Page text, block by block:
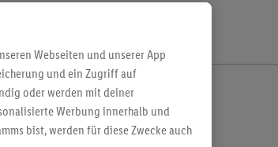
Webseiten und unserer App
und ein Zugriff auf
oder werden mit deiner
Werbung innerhalb und
bist, werden für diese Zwecke auch